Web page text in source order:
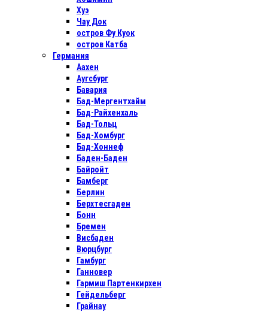
Хуэ
Чау Док
остров Фу Куок
остров Катба
Германия
Аахен
Аугсбург
Бавария
Бад-Мергентхайм
Бад-Райхенхаль
Бад-Тольц
Бад-Хомбург
Бад-Хоннеф
Баден-Баден
Байройт
Бамберг
Берлин
Берхтесгаден
Бонн
Бремен
Висбаден
Вюрцбург
Гамбург
Ганновер
Гармиш Партенкирхен
Гейдельберг
Грайнау